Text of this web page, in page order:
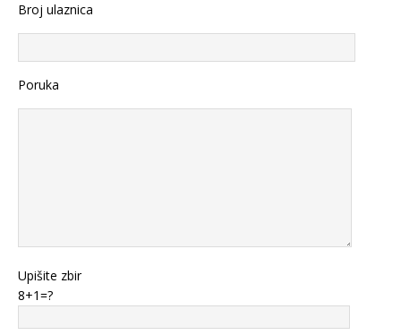
Broj ulaznica
Poruka
Upišite zbir
8+1=?